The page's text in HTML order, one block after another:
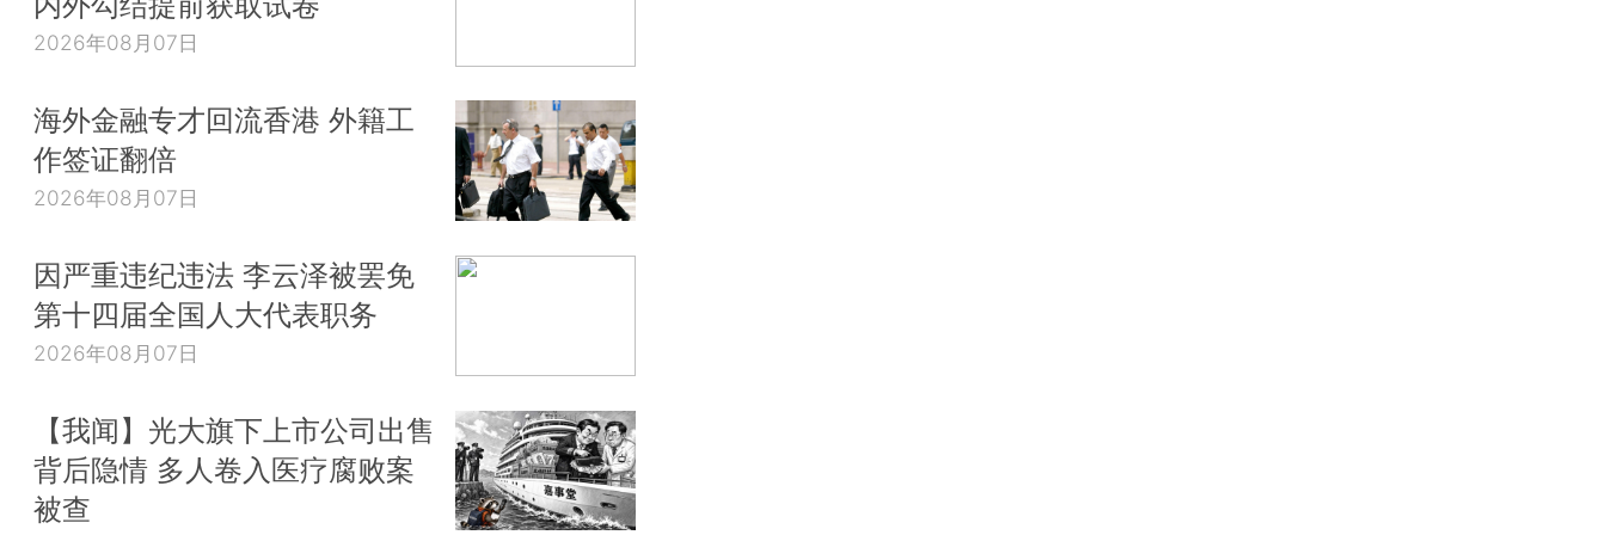
2026年08月07日
海外金融专才回流香港 外籍工
作签证翻倍
2026年08月07日
因严重违纪违法 李云泽被罢免
第十四届全国人大代表职务
2026年08月07日
【我闻】光大旗下上市公司出售
背后隐情 多人卷入医疗腐败案
被查